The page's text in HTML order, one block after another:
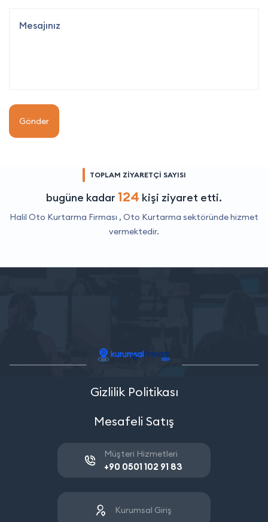
Gönder
TOPLAM ZİYARETÇİ SAYISI
bugüne kadar 124 kişi ziyaret etti.
Halil Oto Kurtarma Firması , Oto Kurtarma sektöründe hizmet
vermektedir.
Gizlilik Politikası
Mesafeli Satış
Müşteri Hizmetleri
+90 0501 102 91 83
Kurumsal Giriş